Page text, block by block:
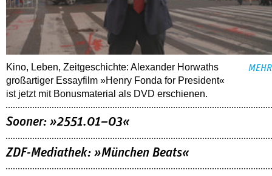
Kino, Leben, Zeitgeschichte: Alexander Horwaths
großartiger Essayfilm »Henry Fonda for President«
ist jetzt mit Bonusmaterial als DVD erschienen.
MEHR
Sooner: »2551.01–03«
ZDF-Mediathek: »München Beats«